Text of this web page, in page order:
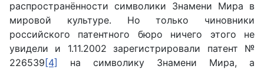
распространённости символики Знамени Мира в
мировой культуре. Но только чиновники
российского патентного бюро ничего этого не
увидели и 1.11.2002 зарегистрировали патент №
226539[4] на символику Знамени Мира, а